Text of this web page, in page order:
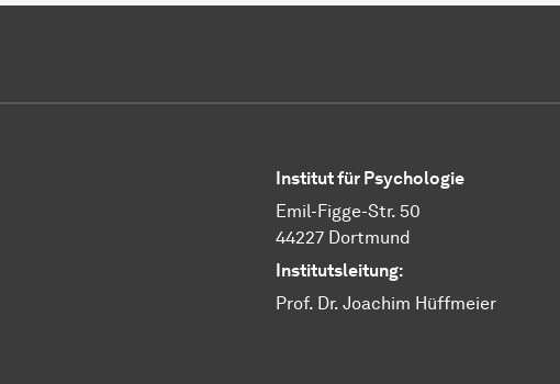
Institut für Psychologie
Emil-Figge-Str. 50
44227 Dortmund
Institutsleitung:
Prof. Dr. Joachim Hüffmeier